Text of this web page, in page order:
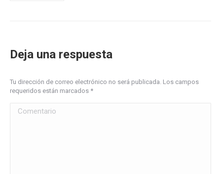
Deja una respuesta
Tu dirección de correo electrónico no será publicada. Los campos
requeridos están marcados *
Comentario